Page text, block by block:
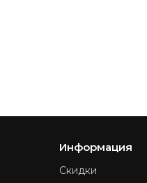
Информация
Скидки